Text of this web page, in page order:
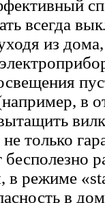
всегда
из
в
только
в режиме
в